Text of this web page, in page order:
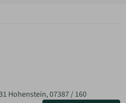
Hohenstein,07387 / 160